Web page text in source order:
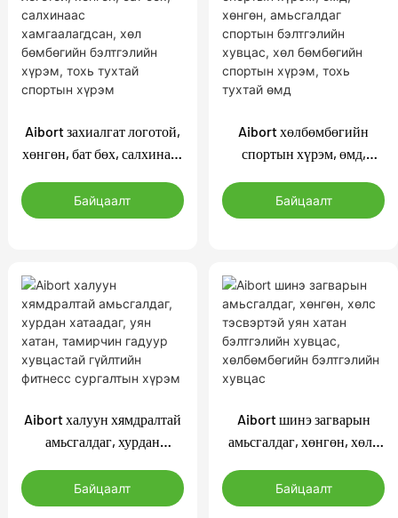
Aibort захиалгат логотой,
хөнгөн, бат бөх, салхинаас
бөмбөгийн бэлтгэлийн
хүрэм, тохь тухтай
Байцаалт
Aibort хөлбөмбөгийн
спортын хүрэм, өмд,
спортын бэлтгэлийн
хувцас, хөл бөмбөгийн
Байцаалт
Aibort халуун хямдралтай
амьсгалдаг, хурдан
тамирчин гадуур
хувцастай гүйлтийн
Байцаалт
Aibort шинэ загварын
амьсгалдаг, хөнгөн, хөлс
бэлтгэлийн хувцас,
хөлбөмбөгийн бэлтгэлийн
Байцаалт